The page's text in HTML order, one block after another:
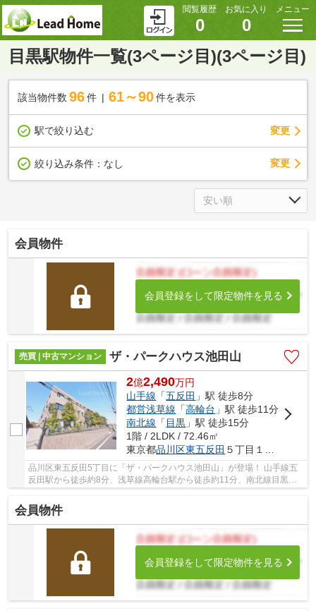
閲覧履歴
0
お気に入り
0
メニュー
目黒駅物件一覧(3ページ目)(3ページ目)
該当物件数 96件 61～90 件を表示
駅で絞り込む 変更
絞り込み条件： なし 変更
会員物件
会員登録をして限定物件を見る
売買 | 中古マンション ザ・パークハウス池田山
2億2,490万円
山手線 「五反田 」駅 徒歩8分
都営浅草線 「高輪台 」駅 徒歩11分
南北線 「 目黒 」駅 徒歩15分
1階 / 2LDK / 72.46㎡
東京都品川区東五反田 ５丁目１８-３
品川区東五反田5丁目に「ザ・パークハウス池田山」が登場！ 山手線五
反田駅から徒歩約8分、浅草線高輪台駅から徒歩約11分、南北線目黒駅
会員物件
会員登録をして限定物件を見る